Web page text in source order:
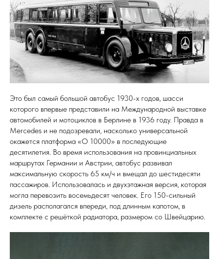
Это был самый большой автобус 1930-х годов, шасси
которого впервые представили на Международной выставке
автомобилей и мотоциклов в Берлине в 1936 году. Правда в
Mercedes и не подозревали, насколько универсальной
окажется платформа «O 10000» в последующие
десятилетия. Во время использования на провинциальных
маршрутах Германии и Австрии, автобус развивал
максимальную скорость 65 км/ч и вмещал до шестидесяти
пассажиров. Использовалась и двухэтажная версия, которая
могла перевозить восемьдесят человек. Его 150-сильный
дизель располагался впереди, под длинным капотом, в
комплекте с решёткой радиатора, размером со Швейцарию.